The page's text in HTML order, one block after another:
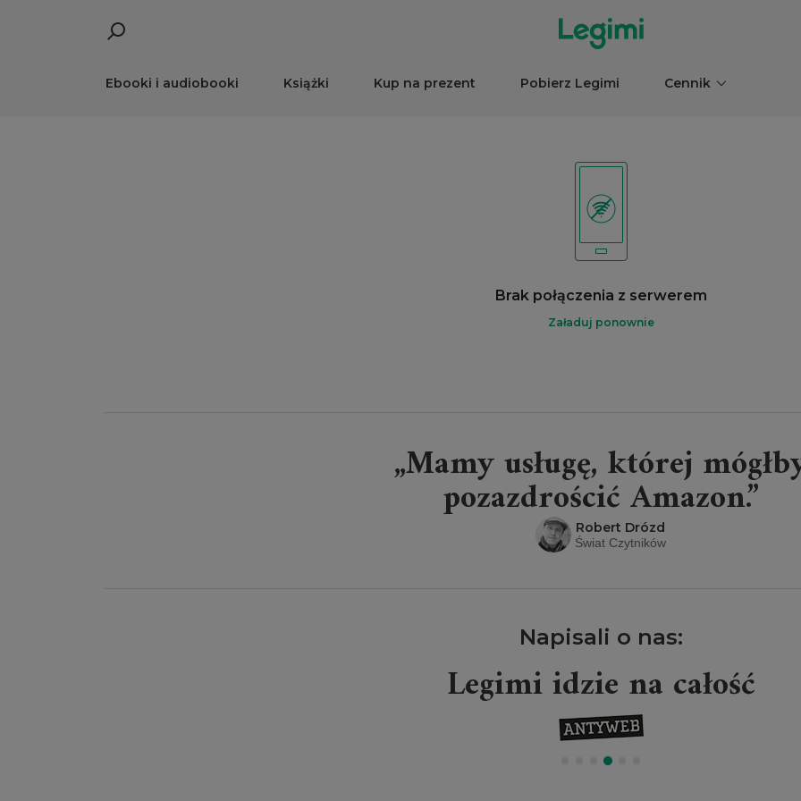
Ebooki i audiobooki Książki Kup na prezent Pobierz Legimi Cennik
Brak połączenia z serwerem
Załaduj ponownie
„Mamy usługę, której
pozazdrościć Amazon.”
Robert Drózd
Świat Czytników
Napisali o nas:
Legimi idzie na całość